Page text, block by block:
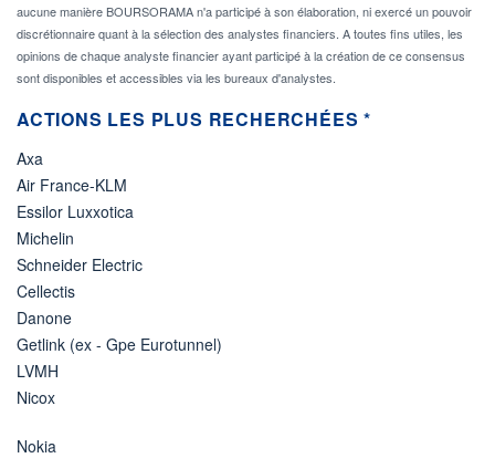
aucune manière BOURSORAMA n'a participé à son élaboration, ni exercé un pouvoir
discrétionnaire quant à la sélection des analystes financiers. A toutes fins utiles, les
opinions de chaque analyste financier ayant participé à la création de ce consensus
sont disponibles et accessibles via les bureaux d'analystes.
ACTIONS LES PLUS RECHERCHÉES *
Axa
Air France-KLM
Essilor Luxxotica
Michelin
Schneider Electric
Cellectis
Danone
Getlink (ex - Gpe Eurotunnel)
LVMH
Nicox
Nokia